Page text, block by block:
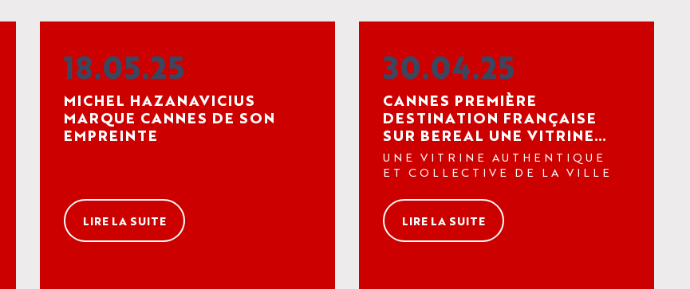
18.05.25
MICHEL HAZANAVICIUS
MARQUE CANNES DE SON
EMPREINTE
LIRE LA SUITE
30.04.25
CANNES PREMIÈRE
DESTINATION FRANÇAISE
SUR BEREAL UNE VITRINE
AUTHENTIQUE ET
COLLECTIVE DE LA VILLE
UNE VITRINE AUTHENTIQUE
ET COLLECTIVE DE LA VILLE
LIRE LA SUITE